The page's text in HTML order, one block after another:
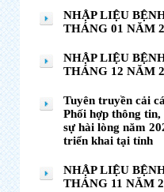
NHẬP LIỆU
THÁNG 01 NĂM
NHẬP LIỆU
THÁNG 12 NĂM
Tuyên truyền cải
Phối hợp thông
sự hài lòng năm
triển khai tại tỉnh
NHẬP LIỆU
THÁNG 11 NĂM